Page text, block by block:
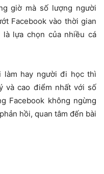
giờ mà số lượng người
Facebook vào thời gian
lựa chọn của nhiều cá
hay người đi học thì
và cao điểm nhất với số
Facebook không ngừng
hồi, quan tâm đến bài